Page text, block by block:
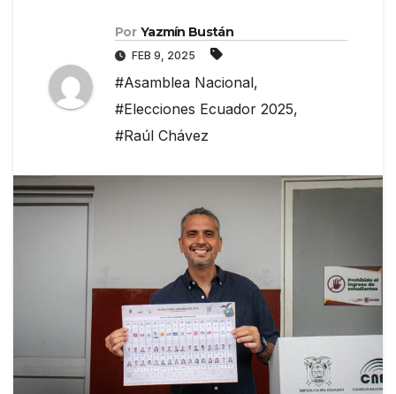
Por Yazmín Bustán
FEB 9, 2025
#Asamblea Nacional,
#Elecciones Ecuador 2025,
#Raúl Chávez